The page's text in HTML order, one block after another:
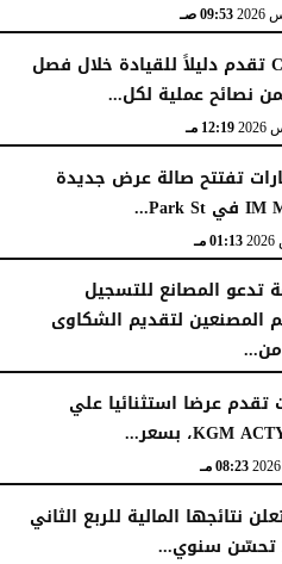
09:53 صـ
علامة CHERY تقدم دليلاً للقيادة خلال فصل
نصائح عملية لكل...
12:19 مـ
تفتتح صالة عرض جديدة
01:13 مـ
تدعو المصانع للتسجيل
المصنعين لتقديم الشكاوى
تقدم عرضا استثنائيا علي
08:23 مـ
نتائجها المالية للربع الثاني